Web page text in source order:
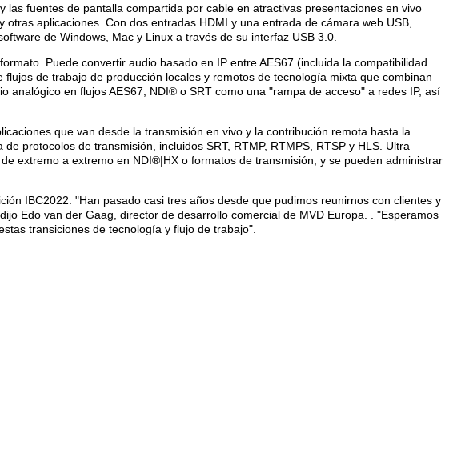
fuentes de pantalla compartida por cable en atractivas presentaciones en vivo
aplicaciones. Con dos entradas HDMI y una entrada de cámara web USB,
de Windows, Mac y Linux a través de su interfaz USB 3.0.
Puede convertir audio basado en IP entre AES67 (incluida la compatibilidad
de trabajo de producción locales y remotos de tecnología mixta que combinan
en flujos AES67, NDI® o SRT como una "rampa de acceso" a redes IP, así
que van desde la transmisión en vivo y la contribución remota hasta la
protocolos de transmisión, incluidos SRT, RTMP, RTMPS, RTSP y HLS. Ultra
extremo a extremo en NDI®|HX o formatos de transmisión, y se pueden administrar
IBC2022. "Han pasado casi tres años desde que pudimos reunirnos con clientes y
Edo van der Gaag, director de desarrollo comercial de MVD Europa. . "Esperamos
transiciones de tecnología y flujo de trabajo".